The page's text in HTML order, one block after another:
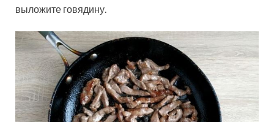
выложите говядину.